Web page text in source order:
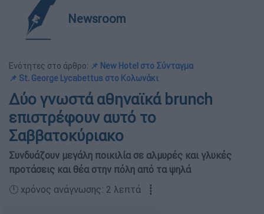
Newsroom
Ενότητες στο άρθρο: 📌 Νew Hotel στο Σύνταγμα
📌 St. George Lycabettus στο Κολωνάκι
Δύο γνωστά αθηναϊκά brunch
επιστρέφουν αυτό το
Σαββατοκύριακο
Συνδυάζουν μεγάλη ποικιλία σε αλμυρές και γλυκές
προτάσεις και θέα στην πόλη από τα ψηλά
🕛 χρόνος ανάγνωσης: 2 λεπτά ┋